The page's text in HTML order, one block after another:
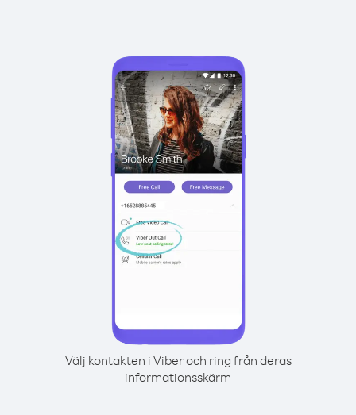
Välj kontakten i Viber och ring från deras
informationsskärm